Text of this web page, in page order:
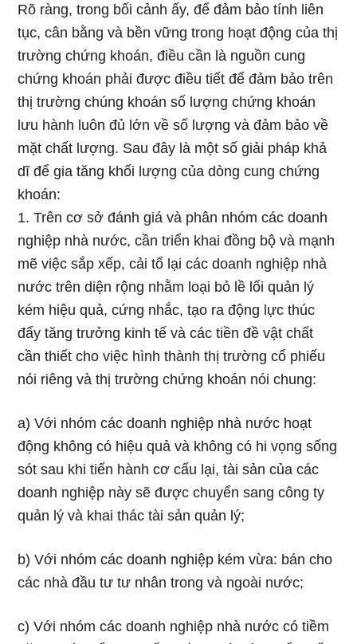
Rõ ràng, trong bối cảnh ấy, để đảm bảo tính liên
tục, cân bằng và bền vững trong hoạt động của thị
trường chứng khoán, điều cần là nguồn cung
chứng khoán phải được điều tiết để đảm bảo trên
thị trường chúng khoán số lượng chứng khoán
lưu hành luôn đủ lớn về số lượng và đảm bảo về
mặt chất lượng. Sau đây là một số giải pháp khả
dĩ để gia tăng khối lượng của dòng cung chứng
khoán:
1. Trên cơ sở đánh giá và phân nhóm các doanh
nghiệp nhà nước, cần triển khai đồng bộ và mạnh
mẽ việc sắp xếp, cải tổ lại các doanh nghiệp nhà
nước trên diện rộng nhằm loại bỏ lề lối quản lý
kém hiệu quả, cứng nhắc, tạo ra động lực thúc
đẩy tăng trưởng kinh tế và các tiền đề vật chất
cần thiết cho việc hình thành thị trường cổ phiếu
nói riêng và thị trường chứng khoán nói chung:
a) Với nhóm các doanh nghiệp nhà nước hoạt
động không có hiệu quả và không có hi vọng sống
sót sau khi tiến hành cơ cấu lại, tài sản của các
doanh nghiệp này sẽ được chuyển sang công ty
quản lý và khai thác tài sản quản lý;
b) Với nhóm các doanh nghiệp kém vừa: bán cho
các nhà đầu tư tư nhân trong và ngoài nước;
c) Với nhóm các doanh nghiệp nhà nước có tiềm